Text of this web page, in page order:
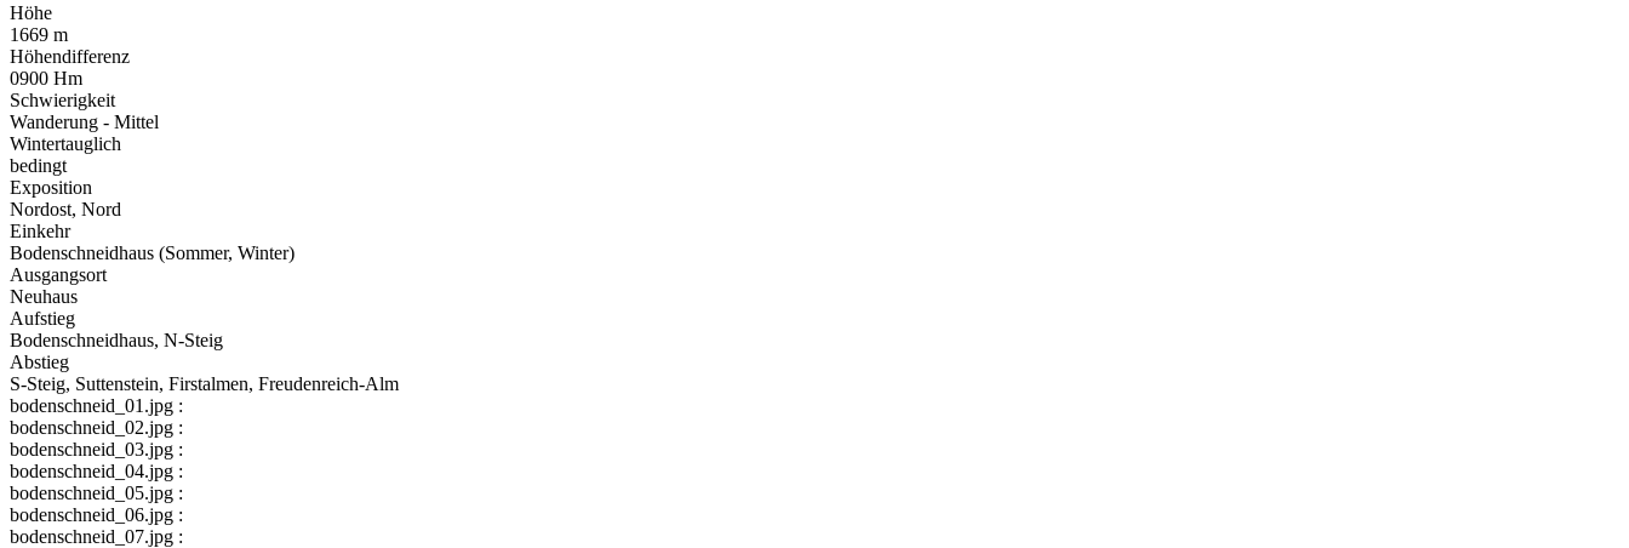
Höhe
1669 m
Höhendifferenz
0900 Hm
Schwierigkeit
Wanderung - Mittel
Wintertauglich
bedingt
Exposition
Nordost, Nord
Einkehr
Bodenschneidhaus (Sommer, Winter)
Ausgangsort
Neuhaus
Aufstieg
Bodenschneidhaus, N-Steig
Abstieg
S-Steig, Suttenstein, Firstalmen, Freudenreich-Alm
bodenschneid_01.jpg :
bodenschneid_02.jpg :
bodenschneid_03.jpg :
bodenschneid_04.jpg :
bodenschneid_05.jpg :
bodenschneid_06.jpg :
bodenschneid_07.jpg :